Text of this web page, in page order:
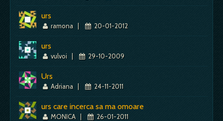
urs
ramona | 20-01-2012
urs
vulvoi | 29-10-2009
Urs
Adriana | 24-11-2011
urs care incerca sa ma omoare
MONICA | 26-01-2011